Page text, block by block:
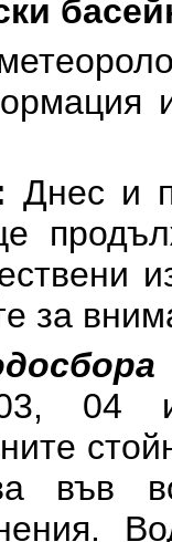
Днес и
за
03,
във